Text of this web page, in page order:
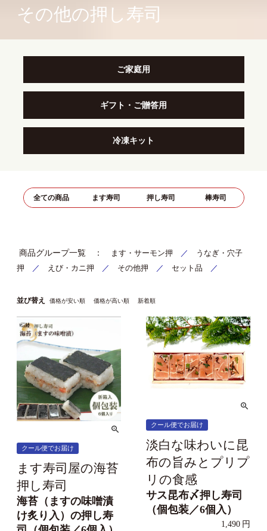
その他の押し寿司
ご家庭用
ギフト・ご贈答用
冷凍キット
全ての商品 ます寿司 押し寿司 棒寿司
商品グループ一覧 ： ます・サーモン押 ／
うなぎ・穴子
押 ／ えび・カニ押 ／ その他押 ／ セット品 ／
並び替え 価格が安い順 価格が高い順 新着順
クール便でお届け
ます寿司屋の海苔
押し寿司
海苔（ますの味噌漬
け炙り入）の押し寿
クール便でお届け
淡白な味わいに昆
布の旨みとプリプ
リの食感
サス昆布〆押し寿司
（個包装／6個入）
1,490